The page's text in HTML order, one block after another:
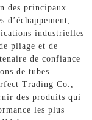
des principaux
industrielles
pliage et de
de confiance
de tubes
Trading Co.,
des produits qui
les plus